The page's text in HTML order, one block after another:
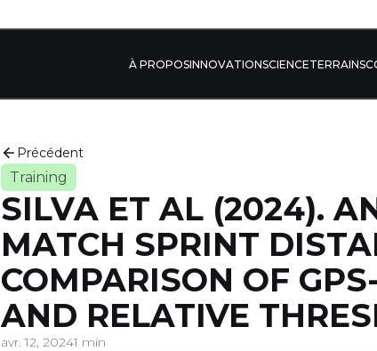
INNOVATIONSCIENCETERRAIN
À PROPOS
Précédent
Training
SILVA ET AL (2024).
MATCH SPRINT
COMPARISON OF
AND RELATIVE
avr. 12, 20241 min